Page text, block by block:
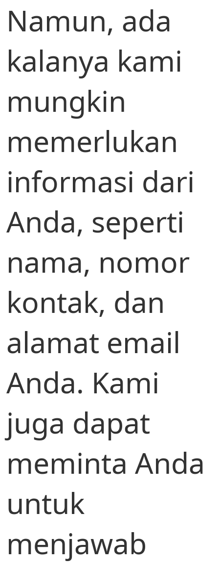
Namun, ada
kalanya kami
mungkin
memerlukan
informasi dari
Anda, seperti
nama, nomor
kontak, dan
alamat email
Anda. Kami
juga dapat
meminta Anda
untuk
menjawab